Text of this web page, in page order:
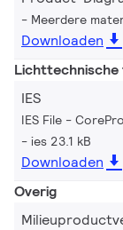
Meerdere
Downloaden
Lichttechnische
IES
IES File -
ies 23.1 kB
Downloaden
Overig